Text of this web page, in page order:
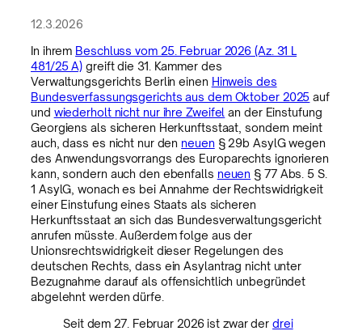
12.3.2026
In ihrem Beschluss vom 25. Februar 2026 (Az. 31 L
481/25 A) greift die 31. Kammer des
Verwaltungsgerichts Berlin einen Hinweis des
Bundesverfassungsgerichts aus dem Oktober 2025 auf
und wiederholt nicht nur ihre Zweifel an der Einstufung
Georgiens als sicheren Herkunftsstaat, sondern meint
auch, dass es nicht nur den neuen § 29b AsylG wegen
des Anwendungsvorrangs des Europarechts ignorieren
kann, sondern auch den ebenfalls neuen § 77 Abs. 5 S.
1 AsylG, wonach es bei Annahme der Rechtswidrigkeit
einer Einstufung eines Staats als sicheren
Herkunftsstaat an sich das Bundesverwaltungsgericht
anrufen müsste. Außerdem folge aus der
Unionsrechtswidrigkeit dieser Regelungen des
deutschen Rechts, dass ein Asylantrag nicht unter
Bezugnahme darauf als offensichtlich unbegründet
abgelehnt werden dürfe.
Seit dem 27. Februar 2026 ist zwar derdrei